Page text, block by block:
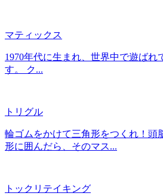
マティックス
1970年代に生まれ、世界中で遊ば
す。 ク...
トリグル
輪ゴムをかけて三角形をつくれ！頭
形に囲んだら、そのマス...
トックリテイキング